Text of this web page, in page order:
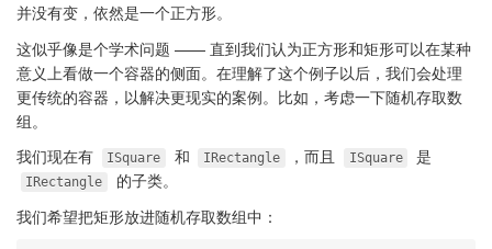
并没有变，依然是一个正方形。
这似乎像是个学术问题 —— 直到我们认为正方形和矩形可以在某种
意义上看做一个容器的侧面。在理解了这个例子以后，我们会处理
更传统的容器，以解决更现实的案例。比如，考虑一下随机存取数
组。
我们现在有
ISquare 和 IRectangle ，而且 ISquare 是
IRectangle
的子类。
我们希望把矩形放进随机存取数组中：